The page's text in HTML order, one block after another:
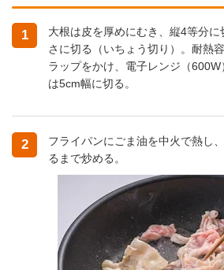
1
大根は皮を厚めにむき、縦4等分
さに切る（いちょう切り）。耐熱
ラップをかけ、電子レンジ（
は5cm幅に切る。
2
フライパンにごま油を中火で熱し
るまで炒める。